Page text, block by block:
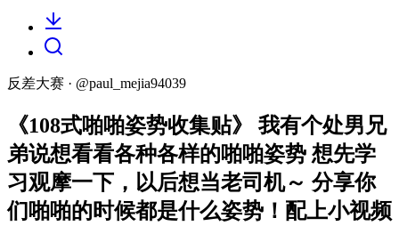
反差大赛 · @paul_mejia94039
《108式啪啪姿势收集贴》 我有个处男兄
弟说想看看各种各样的啪啪姿势 想先学
习观摩一下，以后想当老司机～ 分享你
们啪啪的时候都是什么姿势！配上小视频